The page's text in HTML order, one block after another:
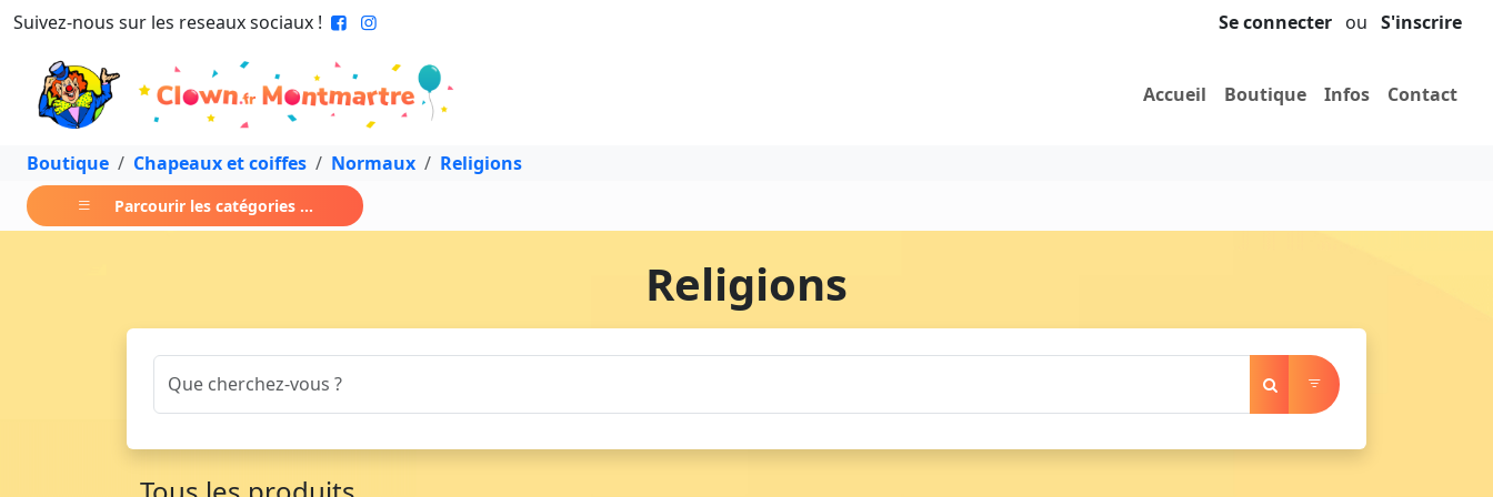
Suivez-nous sur les reseaux sociaux ! Se connecter ou S'inscrire
Accueil Boutique Infos Contact
Boutique Chapeaux et coiffes Normaux Religions
Parcourir les catégories ...
Religions